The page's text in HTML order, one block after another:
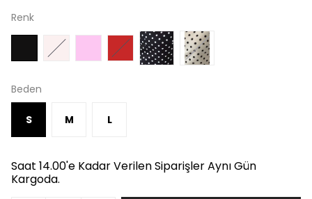
Renk
Beden
S M L
Saat 14.00'e Kadar Verilen Siparişler Aynı Gün
Kargoda.